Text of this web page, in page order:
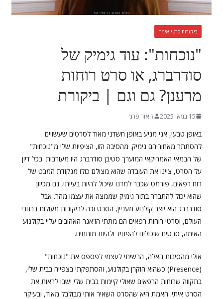
ביקורות סרטי אימה
"נוכחות": עוד גימיק של
סודרברג, או סרט רוחות
מרענן? גם וגם | ביקורת
15 במאי 2025 ליאור פרג'
באופן טבעי, אני מגיע באופן חשדני מאוד לסרטים שעשויים
להסתתר מאחוריהם גימיק. מהסיבה הזו, הציפיות שלי מ"נוכחות"
של הבמאי האמריקאי המוערך סטיבן סודרברג היו מעורבות. בכל דיון
על הסרט, ציינו את העובדה שהוא מצולם כולו מנקודת המבט של
רוח רפאים, פורמט שכבר למדנו שיכול להיות בעייתי, גם מכיוון
שהוא יכול להתברר בתור גימיק שממצה את עצמו מהר. אבל
סודרברג הוא יוצר קולנוע מעניין, הסרט זכה לביקורות מעולות ברחבי
העולם, וסרטי רוחות רפאים הם מתתי הז'אנר האהובים עליי בקולנוע
האימה, סרטים שיכולים להפחיד ולהיות מותחים.
אולי מהסיבות האלה, הרשיתי לעצמי לפספס את "נוכחות"
(Presence) כשהוא הוקרן בקולנוע, והסתפקתי בצפייה בבית שלי,
בתקווה שרוחות הרפאים שאולי קיימות בבית שלי ישבו לראות את
הסרט איתי. האמת היא שהסרט השאיר אותי מבולבל מאוד, ובעיקר